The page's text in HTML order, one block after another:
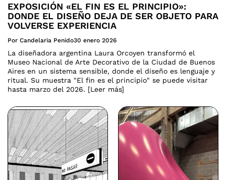
EXPOSICIÓN «EL FIN ES EL PRINCIPIO»:
DONDE EL DISEÑO DEJA DE SER OBJETO PARA
VOLVERSE EXPERIENCIA
Por Candelaria Penido30 enero 2026
La diseñadora argentina Laura Orcoyen transformó el
Museo Nacional de Arte Decorativo de la Ciudad de Buenos
Aires en un sistema sensible, donde el diseño es lenguaje y
ritual. Su muestra "El fin es el principio" se puede visitar
hasta marzo del 2026. [Leer más]